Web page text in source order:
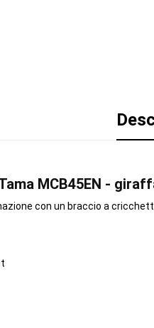
MCB45EN -
con un braccio a